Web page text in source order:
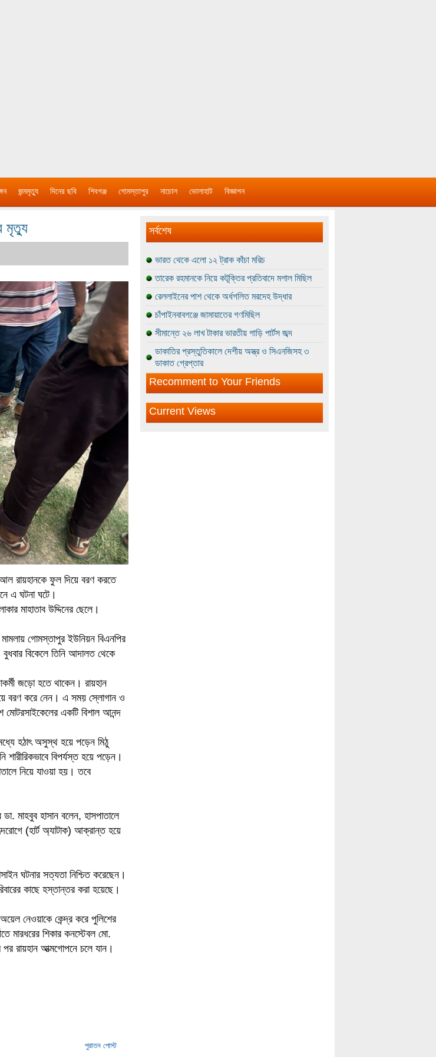
জন্মমৃত্যু দিনের ছবি শিবগঞ্জ গোমস্তাপুর নাচোল ভোলাহাট বিজ্ঞাপন
মৃত্যু
আল রায়হানকে ফুল দিয়ে বরণ করতে
এ ঘটনা ঘটে।
মাহাতাব উদ্দিনের ছেলে।
গোমস্তাপুর ইউনিয়ন বিএনপির
বিকেলে তিনি আদালত থেকে
জড়ো হতে থাকেন। রায়হান
বরণ করে নেন। এ সময় স্লোগান ও
মোটরসাইকেলের একটি বিশাল আনন্দ
হঠাৎ অসুস্থ হয়ে পড়েন মিঠু
বিপর্যস্ত হয়ে পড়েন।
নিয়ে যাওয়া হয়। তবে
মাহবুব হাসান বলেন, হাসপাতালে
(হার্ট অ্যাটাক) আক্রান্ত হয়ে
ঘটনার সত্যতা নিশ্চিত করেছেন।
কাছে হস্তান্তর করা হয়েছে।
নেওয়াকে কেন্দ্র করে পুলিশের
মারধরের শিকার কনস্টেবল মো.
পর রায়হান আত্মগোপনে চলে যান।
পুরাতন পোস্ট
সর্বশেষ
ভারত থেকে এলো ১২ ট্রাক কাঁচা মরিচ
তারেক রহমানকে নিয়ে কটূক্তির প্রতিবাদে মশাল মিছিল
রেললাইনের পাশ থেকে অর্ধগলিত মরদেহ উদ্ধার
চাঁপাইনবাবগঞ্জে জামায়াতের গণমিছিল
সীমান্তে ২৬ লাখ টাকার ভারতীয় গাড়ি পার্টস জব্দ
ডাকাতির প্রস্তুতিকালে দেশীয় অস্ত্র ও সিএনজিসহ ৩
ডাকাত গ্রেপ্তার
Recomment to Your Friends
Current Views